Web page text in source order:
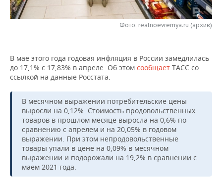
НЕФТЕХИМИЯ
ЭНЕРГЕТИКА
РОЗНИЧНАЯ ТОРГОВЛЯ
УСЛУГИ
НОВОСТИ ТЕХНОЛОГИЙ
МЕДИА
МЕРОПРИЯТИЯ
ВЫЕЗДНАЯ РЕДАКЦИЯ
ONLINE-КОНФЕРЕНЦИИ
ОТКРЫТАЯ ЛЕКЦИЯ
НОВОСТИ СПОРТА
ХОККЕЙ
БАСКЕТБОЛ
ВОЛЕЙБОЛ
КИБЕРСПОРТ
ОБЩЕСТВО
ВЛАСТЬ
ИНФРАСТРУКТУРА
ИСТОРИЯ
КУЛЬТУРА
СЮЖЕТЫ
СПРАВОЧНИК
СПИСОК ПЕРСОН
СПИСОК КОМПАНИЙ
ПОЛНАЯ ВЕРСИЯ
Фото: realnoevremya.ru (архив)
В мае этого года годовая инфляция в России замедлилась
до 17,1% с 17,83% в апреле. Об этом сообщает ТАСС со
ссылкой на данные Росстата.
В месячном выражении потребительские цены
выросли на 0,12%. Стоимость продовольственных
товаров в прошлом месяце выросла на 0,6% по
сравнению с апрелем и на 20,05% в годовом
выражении. При этом непродовольственные
товары упали в цене на 0,09% в месячном
выражении и подорожали на 19,2% в сравнении с
маем 2021 года.